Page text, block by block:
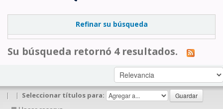
Refinar su búsqueda
Su búsqueda retornó 4 resultados.
| | Seleccionar títulos para: